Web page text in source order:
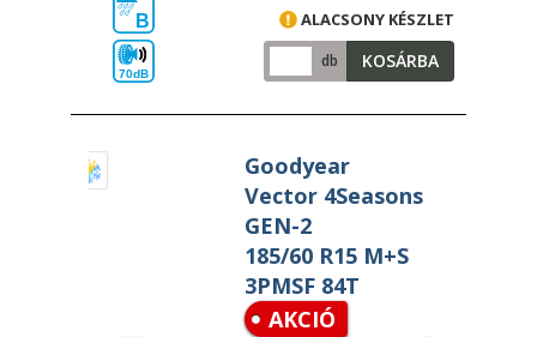
B
70dB
ALACSONY KÉSZLET
db KOSÁRBA
Goodyear
Vector 4Seasons
GEN-2
185/60 R15 M+S
3PMSF 84T
AKCIÓ